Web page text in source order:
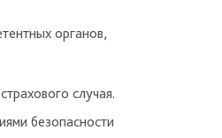
органов,
случая.
безопасности